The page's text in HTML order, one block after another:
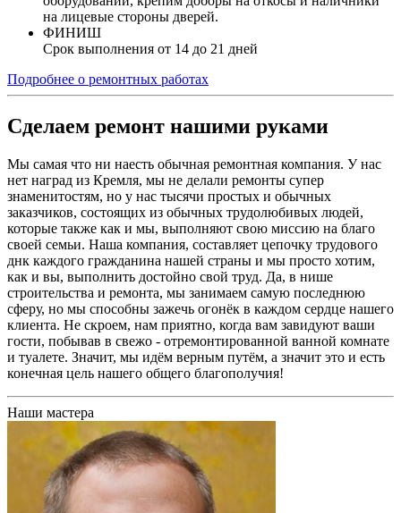
на лицевые стороны дверей.
ФИНИШ
Срок выполнения от 14 до 21 дней
Подробнее о ремонтных работах
Сделаем ремонт нашими руками
Мы самая что ни наесть обычная ремонтная компания. У нас
нет наград из Кремля, мы не делали ремонты супер
знаменитостям, но у нас тысячи простых и обычных
заказчиков, состоящих из обычных трудолюбивых людей,
которые также как и мы, выполняют свою миссию на благо
своей семьи. Наша компания, составляет цепочку трудового
днк каждого гражданина нашей страны и мы просто хотим,
как и вы, выполнить достойно свой труд. Да, в нише
строительства и ремонта, мы занимаем самую последнюю
сферу, но мы способны зажечь огонёк в каждом сердце нашего
клиента. Не скроем, нам приятно, когда вам завидуют ваши
гости, побывав в свежо - отремонтированной ванной комнате
и туалете. Значит, мы идём верным путём, а значит это и есть
конечная цель нашего общего благополучия!
Наши мастера